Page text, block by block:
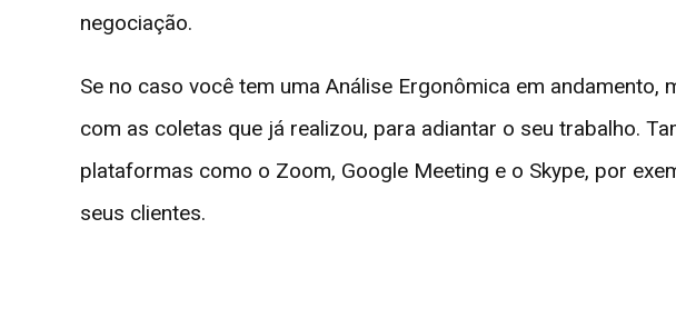
negociação.
Se no caso você tem uma Análise Ergonômica em
com as coletas que já realizou, para adiantar o seu trabalho.
plataformas como o Zoom, Google Meeting e o Skype, por
seus clientes.